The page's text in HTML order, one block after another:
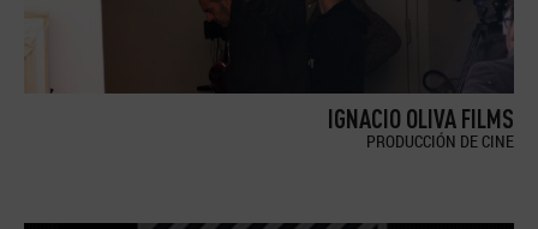
IGNACIO OLIVA FILMS
PRODUCCIÓN DE CINE